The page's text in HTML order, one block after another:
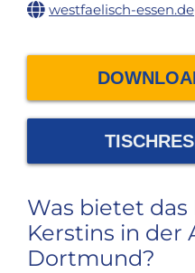
westfaelisch-essen.de
Was bietet
Kerstins in der
Dortmund?